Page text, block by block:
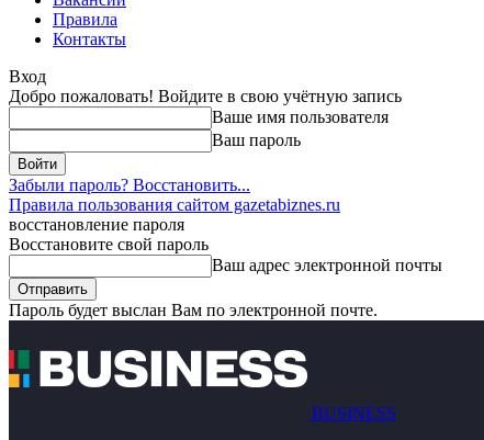
Правила
Контакты
Вход
Добро пожаловать! Войдите в свою учётную запись
Ваше имя пользователя
Ваш пароль
Забыли пароль? Восстановить...
Правила пользования сайтом gazetabiznes.ru
восстановление пароля
Восстановите свой пароль
Ваш адрес электронной почты
Пароль будет выслан Вам по электронной почте.
BUSINESS